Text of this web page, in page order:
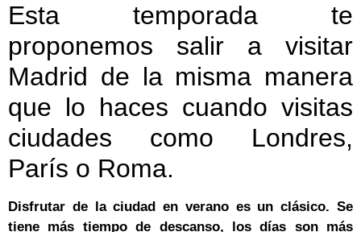
Esta temporada te
proponemos salir a visitar
Madrid de la misma manera
que lo haces cuando visitas
ciudades como Londres,
París o Roma.
Disfrutar de la ciudad en verano es un clásico. Se
tiene más tiempo de descanso, los días son más